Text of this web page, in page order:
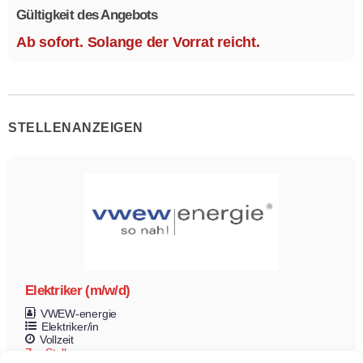
Gültigkeit des Angebots
Ab sofort. Solange der Vorrat reicht.
STELLENANZEIGEN
Elektriker (m/w/d)
VWEW-energie
Elektriker/in
Vollzeit
Zur Stelle